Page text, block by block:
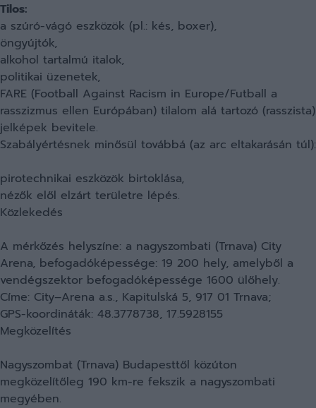
Tilos:
a szúró-vágó eszközök (pl.: kés, boxer),
öngyújtók,
alkohol tartalmú italok,
politikai üzenetek,
FARE (Football Against Racism in Europe/Futball a
rasszizmus ellen Európában) tilalom alá tartozó (rasszista)
jelképek bevitele.
Szabályértésnek minősül továbbá (az arc eltakarásán túl):
pirotechnikai eszközök birtoklása,
nézők elől elzárt területre lépés.
Közlekedés
A mérkőzés helyszíne: a nagyszombati (Trnava) City
Arena, befogadóképessége: 19 200 hely, amelyből a
vendégszektor befogadóképessége 1600 ülőhely.
Címe: City–Arena a.s., Kapitulská 5, 917 01 Trnava;
GPS-koordináták: 48.3778738, 17.5928155
Megközelítés
Nagyszombat (Trnava) Budapesttől közúton
megközelítőleg 190 km-re fekszik a nagyszombati
megyében.